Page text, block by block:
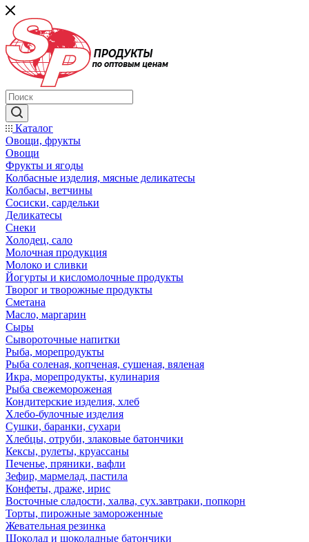
Каталог
Овощи, фрукты
Овощи
Фрукты и ягоды
Колбасные изделия, мясные деликатесы
Колбасы, ветчины
Сосиски, сардельки
Деликатесы
Снеки
Холодец, сало
Молочная продукция
Молоко и сливки
Йогурты и кисломолочные продукты
Творог и творожные продукты
Сметана
Масло, маргарин
Сыры
Сывороточные напитки
Рыба, морепродукты
Рыба соленая, копченая, сушеная, вяленая
Икра, морепродукты, кулинария
Рыба свежемороженая
Кондитерские изделия, хлеб
Хлебо-булочные изделия
Сушки, баранки, сухари
Хлебцы, отруби, злаковые батончики
Кексы, рулеты, круассаны
Печенье, пряники, вафли
Зефир, мармелад, пастила
Конфеты, драже, ирис
Восточные сладости, халва, сух.завтраки, попкорн
Торты, пирожные замороженные
Жевательная резинка
Шоколад и шоколадные батончики